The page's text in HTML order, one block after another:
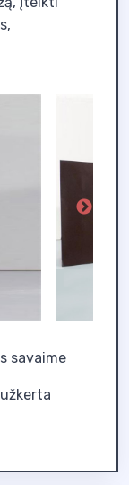
savaime